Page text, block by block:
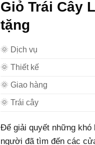
Giỏ Trái Cây
tặng
🌞 Dịch vụ
🌞 Thiết kế
🌞 Giao hàng
🌞 Trái cây
Để giải quyết những khó
người đã tìm đến các